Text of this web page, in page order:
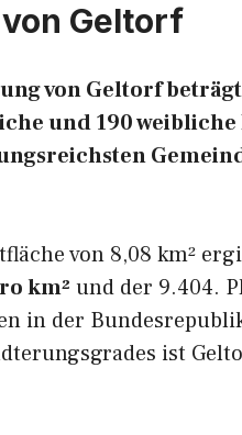
Geltorf
von Geltorf
und 190
von 8,08 km²
km² und der 9.404.
in der
ist